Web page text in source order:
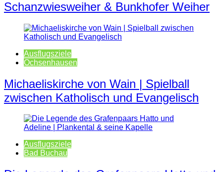
Schanzwiesweiher & Bunkhofer Weiher
Ausflugsziele
Ochsenhausen
Michaeliskirche von Wain | Spielball
zwischen Katholisch und Evangelisch
Ausflugsziele
Bad Buchau